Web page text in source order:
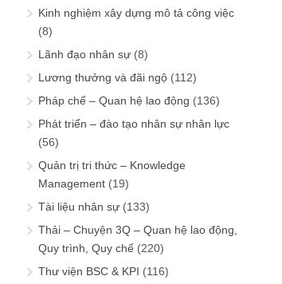
Kinh nghiệm xây dựng mô tả công việc
(8)
Lãnh đạo nhân sự (8)
Lương thưởng và đãi ngộ (112)
Pháp chế – Quan hệ lao động (136)
Phát triển – đào tạo nhân sự nhân lực
(56)
Quản trị tri thức – Knowledge
Management (19)
Tài liệu nhân sự (133)
Thải – Chuyện 3Q – Quan hệ lao động,
Quy trình, Quy chế (220)
Thư viện BSC & KPI (116)